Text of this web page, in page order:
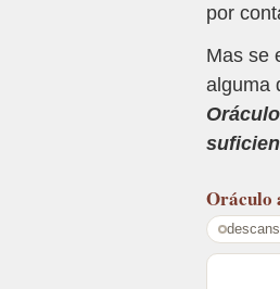
por
Mas se
alguma
Oráculo